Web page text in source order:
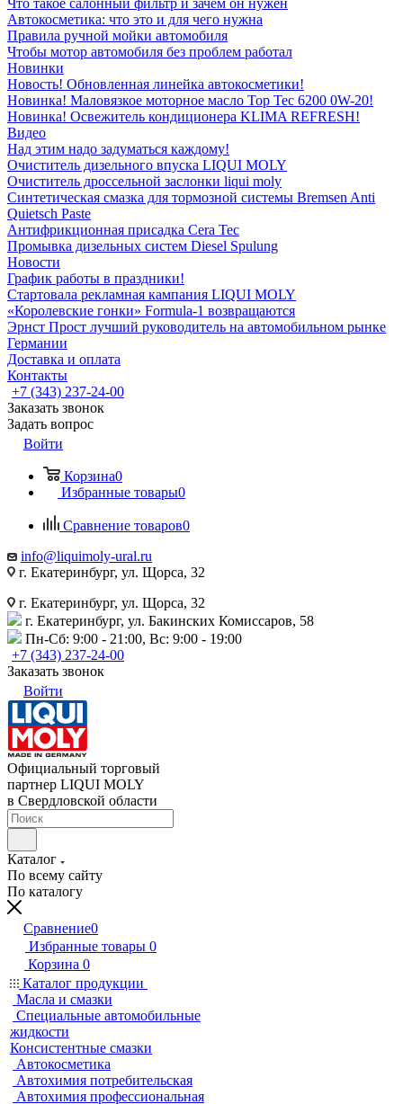
Что такое салонный фильтр и зачем он нужен
Автокосметика: что это и для чего нужна
Правила ручной мойки автомобиля
Чтобы мотор автомобиля без проблем работал
Новинки
Новость! Обновленная линейка автокосметики!
Новинка! Маловязкое моторное масло Top Tec 6200 0W-20!
Новинка! Освежитель кондиционера KLIMA REFRESH!
Видео
Над этим надо задуматься каждому!
Очиститель дизельного впуска LIQUI MOLY
Очиститель дроссельной заслонки liqui moly
Синтетическая смазка для тормозной системы Bremsen Anti
Quietsch Paste
Антифрикционная присадка Cera Tec
Промывка дизельных систем Diesel Spulung
Новости
График работы в праздники!
Стартовала рекламная кампания LIQUI MOLY
«Королевские гонки» Formula-1 возвращаются
Эрнст Прост лучший руководитель на автомобильном рынке
Германии
Доставка и оплата
Контакты
+7 (343) 237-24-00
Заказать звонок
Задать вопрос
Войти
Корзина0
Избранные товары0
Сравнение товаров0
info@liquimoly-ural.ru
г. Екатеринбург, ул. Щорса, 32
г. Екатеринбург, ул. Щорса, 32
г. Екатеринбург, ул. Бакинских Комиссаров, 58
Пн-Сб: 9:00 - 21:00, Вс: 9:00 - 19:00
+7 (343) 237-24-00
Заказать звонок
Войти
Официальный торговый
партнер LIQUI MOLY
в Свердловской области
Каталог
По всему сайту
По каталогу
Сравнение0
Избранные товары 0
Корзина 0
Каталог продукции
Масла и смазки
Специальные автомобильные
жидкости
Консистентные смазки
Автокосметика
Автохимия потребительская
Автохимия профессиональная